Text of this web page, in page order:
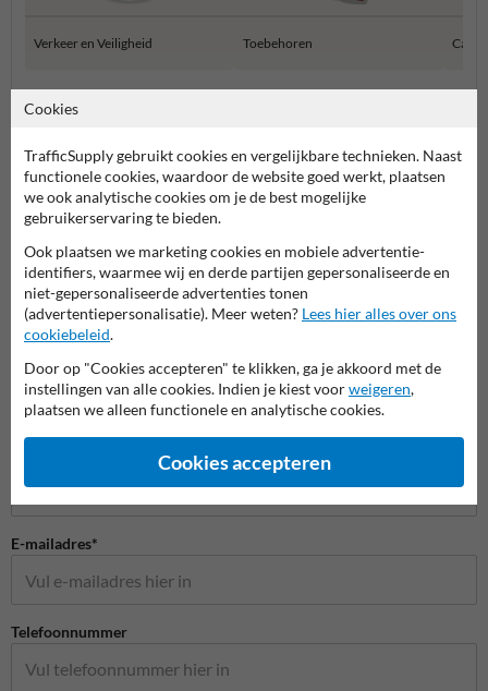
Verkeer en Veiligheid Toebehoren
Stel je vraag aan Wegmarkering.nl
Naam*
E-mailadres*
Telefoonnummer
Cookies
TrafficSupply gebruikt cookies en vergelijkbare technieken. Naast
functionele cookies, waardoor de website goed werkt, plaatsen
we ook analytische cookies om je de best mogelijke
gebruikerservaring te bieden.
Ook plaatsen we marketing cookies en mobiele advertentie-
identifiers, waarmee wij en derde partijen gepersonaliseerde en
niet-gepersonaliseerde advertenties tonen
(advertentiepersonalisatie). Meer weten? Lees hier alles over ons
cookiebeleid.
Door op "Cookies accepteren" te klikken, ga je akkoord met de
instellingen van alle cookies. Indien je kiest voorweigeren,
plaatsen we alleen functionele en analytische cookies.
Cookies accepteren